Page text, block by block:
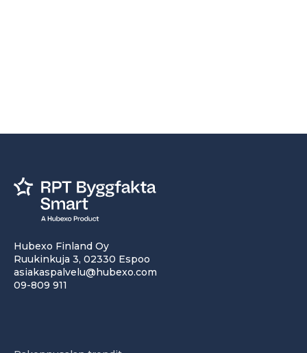
Hubexo Finland Oy
Ruukinkuja 3, 02330 Espoo
asiakaspalvelu@hubexo.com
09-809 911